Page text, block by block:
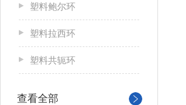
塑料鲍尔环
塑料拉西环
塑料共轭环
查看全部